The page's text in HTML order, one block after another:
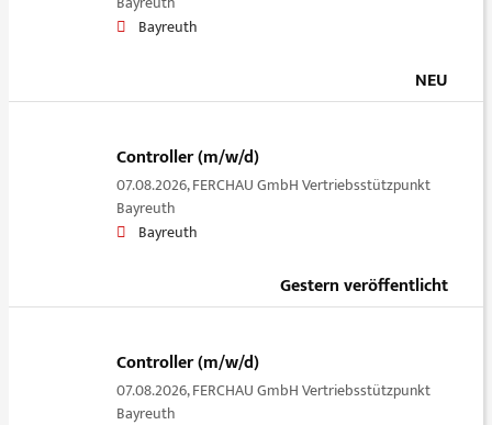
Bayreuth
NEU
Controller (m/w/d)
07.08.2026,FERCHAU GmbH Vertriebsstützpunkt
Bayreuth
Bayreuth
Gestern veröffentlicht
Controller (m/w/d)
07.08.2026,FERCHAU GmbH Vertriebsstützpunkt
Bayreuth